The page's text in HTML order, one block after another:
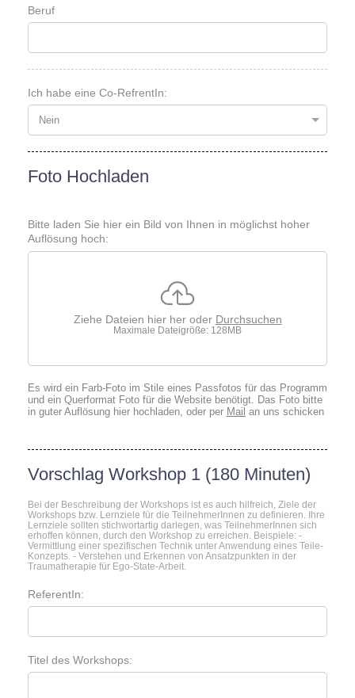
Beruf
Ich habe eine Co-RefrentIn:
Foto Hochladen
Bitte laden Sie hier ein Bild von Ihnen in möglichst hoher
Auflösung hoch:
Ziehe Dateien hier her oder Durchsuchen
Maximale Dateigröße: 128MB
Es wird ein Farb-Foto im Stile eines Passfotos für das Programm
und ein Querformat Foto für die Website benötigt. Das Foto bitte
in guter Auflösung hier hochladen, oder per Mail an uns schicken
Vorschlag Workshop 1 (180 Minuten)
Bei der Beschreibung der Workshops ist es auch hilfreich, Ziele der
Workshops bzw. Lernziele für die TeilnehmerInnen zu definieren. Ihre
Lernziele sollten stichwortartig darlegen, was TeilnehmerInnen sich
erhoffen können, durch den Workshop zu erreichen. Beispiele: -
Vermittlung einer spezifischen Technik unter Anwendung eines Teile-
Konzepts. - Verstehen und Erkennen von Ansatzpunkten in der
Traumatherapie für Ego-State-Arbeit.
ReferentIn:
Titel des Workshops: